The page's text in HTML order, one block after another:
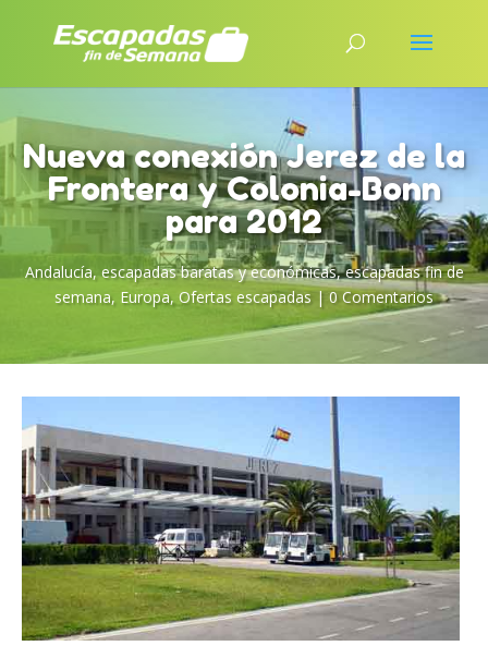
Nueva conexión Jerez de la
Frontera y Colonia-Bonn
para 2012
Andalucía,escapadas baratas y económicas,escapadas fin de
semana, Europa, Ofertas escapadas|0 Comentarios